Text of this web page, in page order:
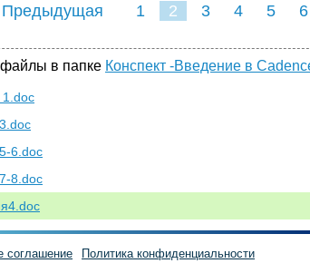
1 2 3 4 5 6
в папке Конспект -Введение в
1.doc
6.doc
8.doc
соглашение Политика конфиденциальности